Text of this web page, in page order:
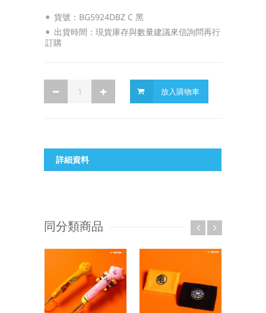
貨號：BG5924DBZ C 黑
出貨時間：現貨庫存與數量建議來信詢問再行
訂購
放入購物車
詳細資料
同分類商品